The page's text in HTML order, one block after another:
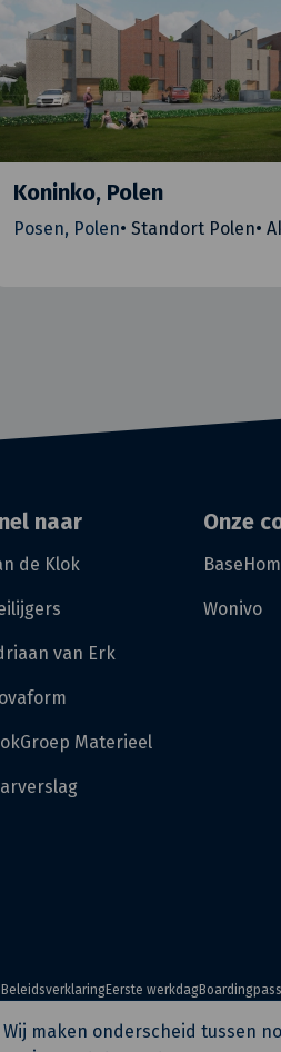
Koninko, Polen
Posen, Polen•Standort Polen•
naar
de Klok
van Erk
Materieel
Onze
Wonivo
BeleidsverklaringEerste werkdagBoardingpass
maken onderscheid tussen